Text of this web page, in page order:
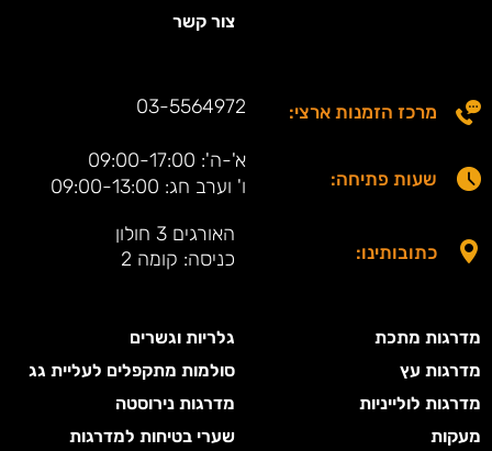
צור קשר
מרכז הזמנות ארצי: 03-5564972
שעות פתיחה:
א'-ה': 09:00-17:00
ו' וערב חג: 09:00-13:00
כתובותינו:
האורגים 3 חולון
כניסה: קומה 2
מדרגות מתכת
מדרגות עץ
מדרגות לולייניות
מעקות
גלריות וגשרים
סולמות מתקפלים לעליית גג
מדרגות נירוסטה
שערי בטיחות למדרגות